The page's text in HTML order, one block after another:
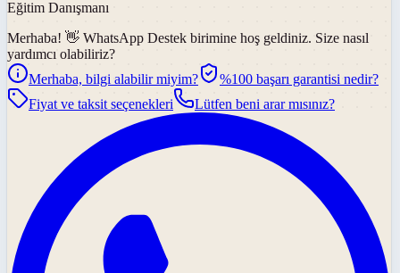
Eğitim Danışmanı
Merhaba! 👋 WhatsApp Destek birimine hoş geldiniz. Size nasıl
yardımcı olabiliriz?
Merhaba, bilgi alabilir miyim?
%100 başarı garantisi nedir?
Fiyat ve taksit seçenekleri
Lütfen beni arar mısınız?